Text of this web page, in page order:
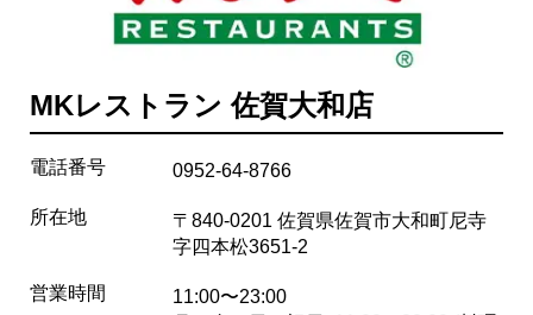
MKレストラン 佐賀大和店
電話番号 0952-64-8766
所在地
〒840-0201 佐賀県佐賀市大和町尼寺
字四本松3651-2
営業時間
11:00〜23:00